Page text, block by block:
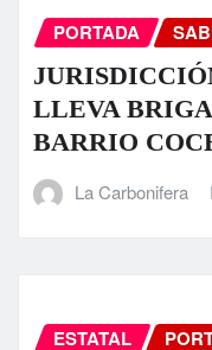
PORTADA
LLEVA
BARRIO
La Carbonifera
ESTATAL